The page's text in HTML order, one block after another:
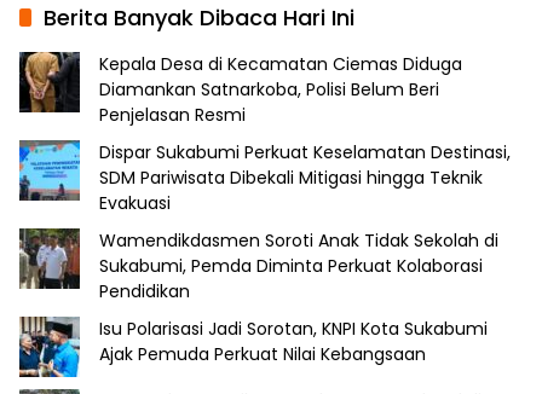
Berita Banyak Dibaca Hari Ini
Kepala Desa di Kecamatan Ciemas Diduga
Diamankan Satnarkoba, Polisi Belum Beri
Penjelasan Resmi
Dispar Sukabumi Perkuat Keselamatan Destinasi,
SDM Pariwisata Dibekali Mitigasi hingga Teknik
Evakuasi
Wamendikdasmen Soroti Anak Tidak Sekolah di
Sukabumi, Pemda Diminta Perkuat Kolaborasi
Pendidikan
Isu Polarisasi Jadi Sorotan, KNPI Kota Sukabumi
Ajak Pemuda Perkuat Nilai Kebangsaan